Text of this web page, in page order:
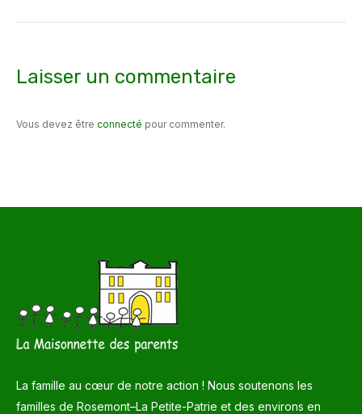
Laisser un commentaire
Vous devez être connecté pour commenter.
La famille au cœur de notre action ! Nous soutenons les
familles de Rosemont–La Petite-Patrie et des environs en